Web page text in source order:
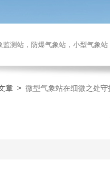
测站，防爆气象站，小型气象站，化
章 > 微型气象站在细微之处